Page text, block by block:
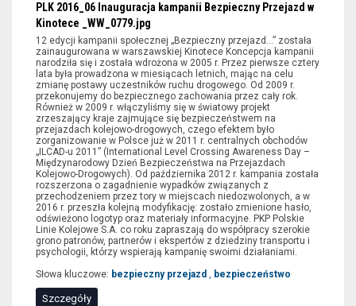
wyświetlić
zawężone
wyniki
wyszukiwania
można
wypełnić
niektóre
pozycje
formularzy
wybrać
przycisk
filtruj.
PLK 2016_06 Inauguracja kampanii Bezpieczny Przejazd w
Kinotece _WW_0779.jpg
12 edycji kampanii społecznej „Bezpieczny przejazd…” została
zainaugurowana w warszawskiej Kinotece Koncepcja kampanii
narodziła się i została wdrożona w 2005 r. Przez pierwsze cztery
lata była prowadzona w miesiącach letnich, mając na celu
zmianę postawy uczestników ruchu drogowego. Od 2009 r.
przekonujemy do bezpiecznego zachowania przez cały rok.
Również w 2009 r. włączyliśmy się w światowy projekt
zrzeszający kraje zajmujące się bezpieczeństwem na
przejazdach kolejowo-drogowych, czego efektem było
zorganizowanie w Polsce już w 2011 r. centralnych obchodów
„ILCAD-u 2011” (International Level Crossing Awareness Day –
Międzynarodowy Dzień Bezpieczeństwa na Przejazdach
Kolejowo-Drogowych). Od października 2012 r. kampania została
rozszerzona o zagadnienie wypadków związanych z
przechodzeniem przez tory w miejscach niedozwolonych, a w
2016 r. przeszła kolejną modyfikację: zostało zmienione hasło,
odświeżono logotyp oraz materiały informacyjne. PKP Polskie
Linie Kolejowe S.A. co roku zapraszają do współpracy szerokie
grono patronów, partnerów i ekspertów z dziedziny transportu i
psychologii, którzy wspierają kampanię swoimi działaniami.
Słowa kluczowe: bezpieczny przejazd , bezpieczeństwo
Szczegóły